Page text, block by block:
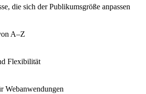
die sich der Publikumsgröße anpassen
A–Z
Flexibilität
Webanwendungen